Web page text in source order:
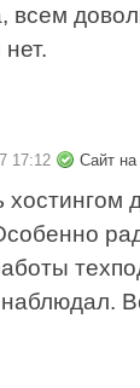
всем
17:12 Сайт
хостингом